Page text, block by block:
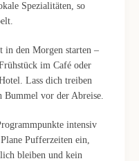
Spezialitäten, so
in den Morgen starten –
im Café oder
Lass dich treiben
vor der Abreise.
intensiv
Pufferzeiten ein,
bleiben und kein